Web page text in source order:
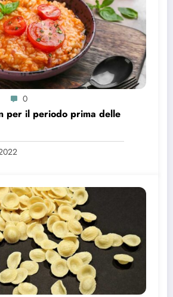
0
per il periodo prima delle